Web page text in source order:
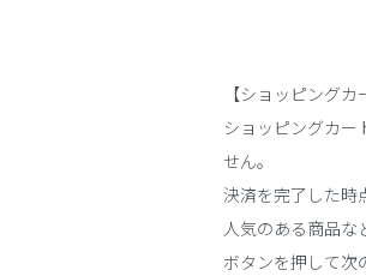
【ショッピングカ
ショッピングカー
せん。
決済を完了した時
人気のある商品な
ボタンを押して次